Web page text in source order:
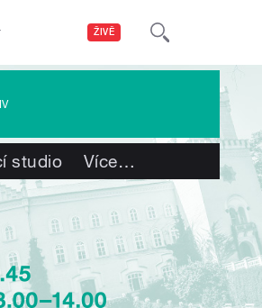
ŽIVĚ
studio Více…